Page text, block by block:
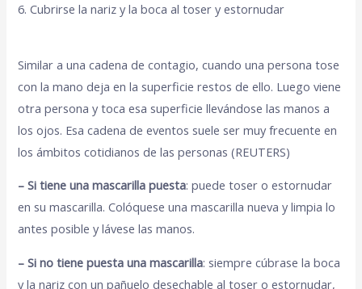
6. Cubrirse la nariz y la boca al toser y estornudar
Similar a una cadena de contagio, cuando una persona tose
con la mano deja en la superficie restos de ello. Luego viene
otra persona y toca esa superficie llevándose las manos a
los ojos. Esa cadena de eventos suele ser muy frecuente en
los ámbitos cotidianos de las personas (REUTERS)
– Si tiene una mascarilla puesta: puede toser o estornudar
en su mascarilla. Colóquese una mascarilla nueva y limpia lo
antes posible y lávese las manos.
– Si no tiene puesta una mascarilla: siempre cúbrase la boca
y la nariz con un pañuelo desechable al toser o estornudar,